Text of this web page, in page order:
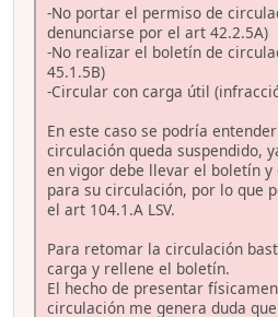
-No portar el permiso de
denunciarse por el art 42.2.5A)
-No realizar el boletín de
45.1.5B)
-Circular con carga útil
En este caso se podría
circulación queda suspendido,
en vigor debe llevar el boletín
para su circulación, por lo que
el art 104.1.A LSV.
Para retomar la circulación
carga y rellene el boletín.
El hecho de presentar
circulación me genera duda